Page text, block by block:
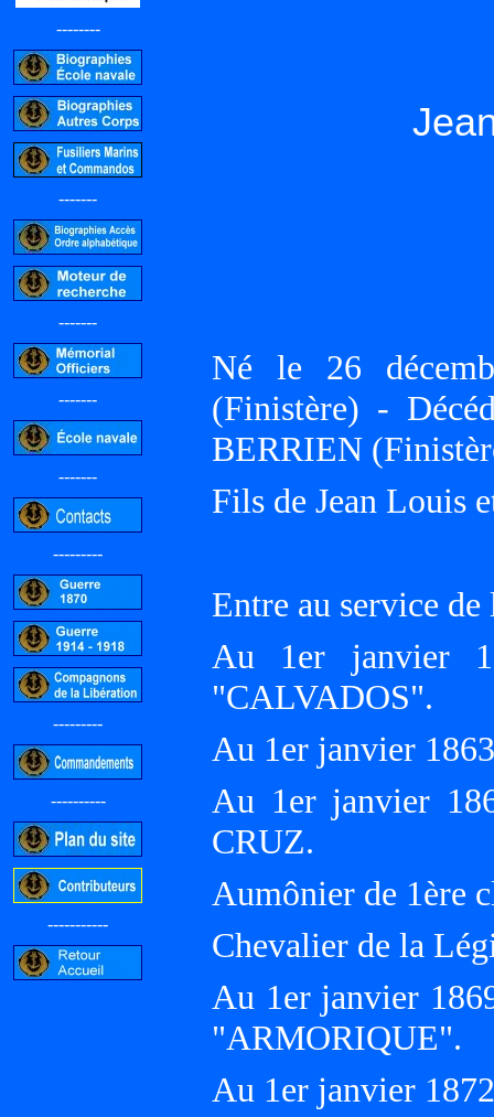
--------
-------
-------
-------
-------
---------
---------
----------
-----------
Né le 26
(Finistère) -
BERRIEN
Fils de Jean Louis
Entre au service
Au 1er janvier
"CALVADOS".
Au 1er janvier
Au 1er janvier
CRUZ.
Aumônier de 1ère
Chevalier de la
Au 1er janvier
"ARMORIQUE".
Au 1er janvier